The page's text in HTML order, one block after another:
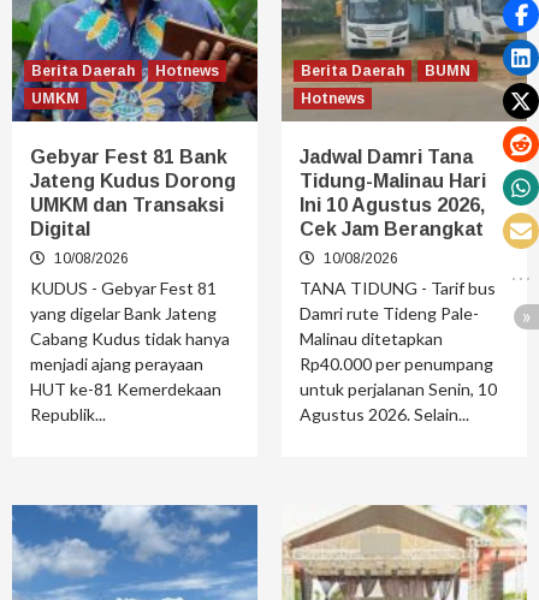
Berita Daerah
Hotnews
UMKM
Gebyar Fest 81 Bank
Jateng Kudus Dorong
UMKM dan Transaksi
Digital
10/08/2026
KUDUS - Gebyar Fest 81
yang digelar Bank Jateng
Cabang Kudus tidak hanya
menjadi ajang perayaan
HUT ke-81 Kemerdekaan
Republik...
Berita Daerah
BUMN
Hotnews
Jadwal Damri Tana
Tidung-Malinau Hari
Ini 10 Agustus 2026,
Cek Jam Berangkat
10/08/2026
TANA TIDUNG - Tarif bus
Damri rute Tideng Pale-
Malinau ditetapkan
Rp40.000 per penumpang
untuk perjalanan Senin, 10
Agustus 2026. Selain...